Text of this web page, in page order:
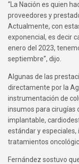
“La Nación es quien
proveedores y
Actualmente, con
exponencial, es decir
enero del 2023,
septiembre”, dijo.
Algunas de las
directamente por la
instrumentación de
insumos para cirugías
implantable,
estándar y
tratamientos
Fernández sostuvo